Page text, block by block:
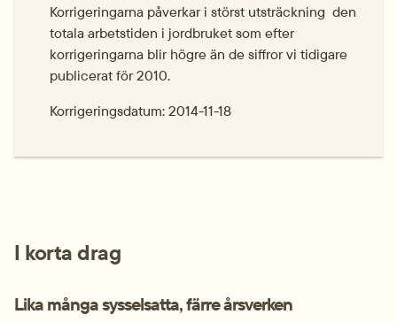
Korrigeringarna påverkar i störst utsträckning  den
totala arbetstiden i jordbruket som efter
korrigeringarna blir högre än de siffror vi tidigare
publicerat för 2010.
Korrigeringsdatum: 2014-11-18
I korta drag
Lika många sysselsatta, färre årsverken